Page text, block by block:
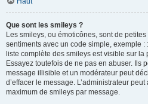
Que sont les smileys ?
Les smileys, ou émoticônes, sont de
sentiments avec un code simple, exemple
liste complète des smileys est visible sur
Essayez toutefois de ne pas en abuser. Ils
message illisible et un modérateur peut
d’effacer le message. L’administrateur
maximum de smileys par message.